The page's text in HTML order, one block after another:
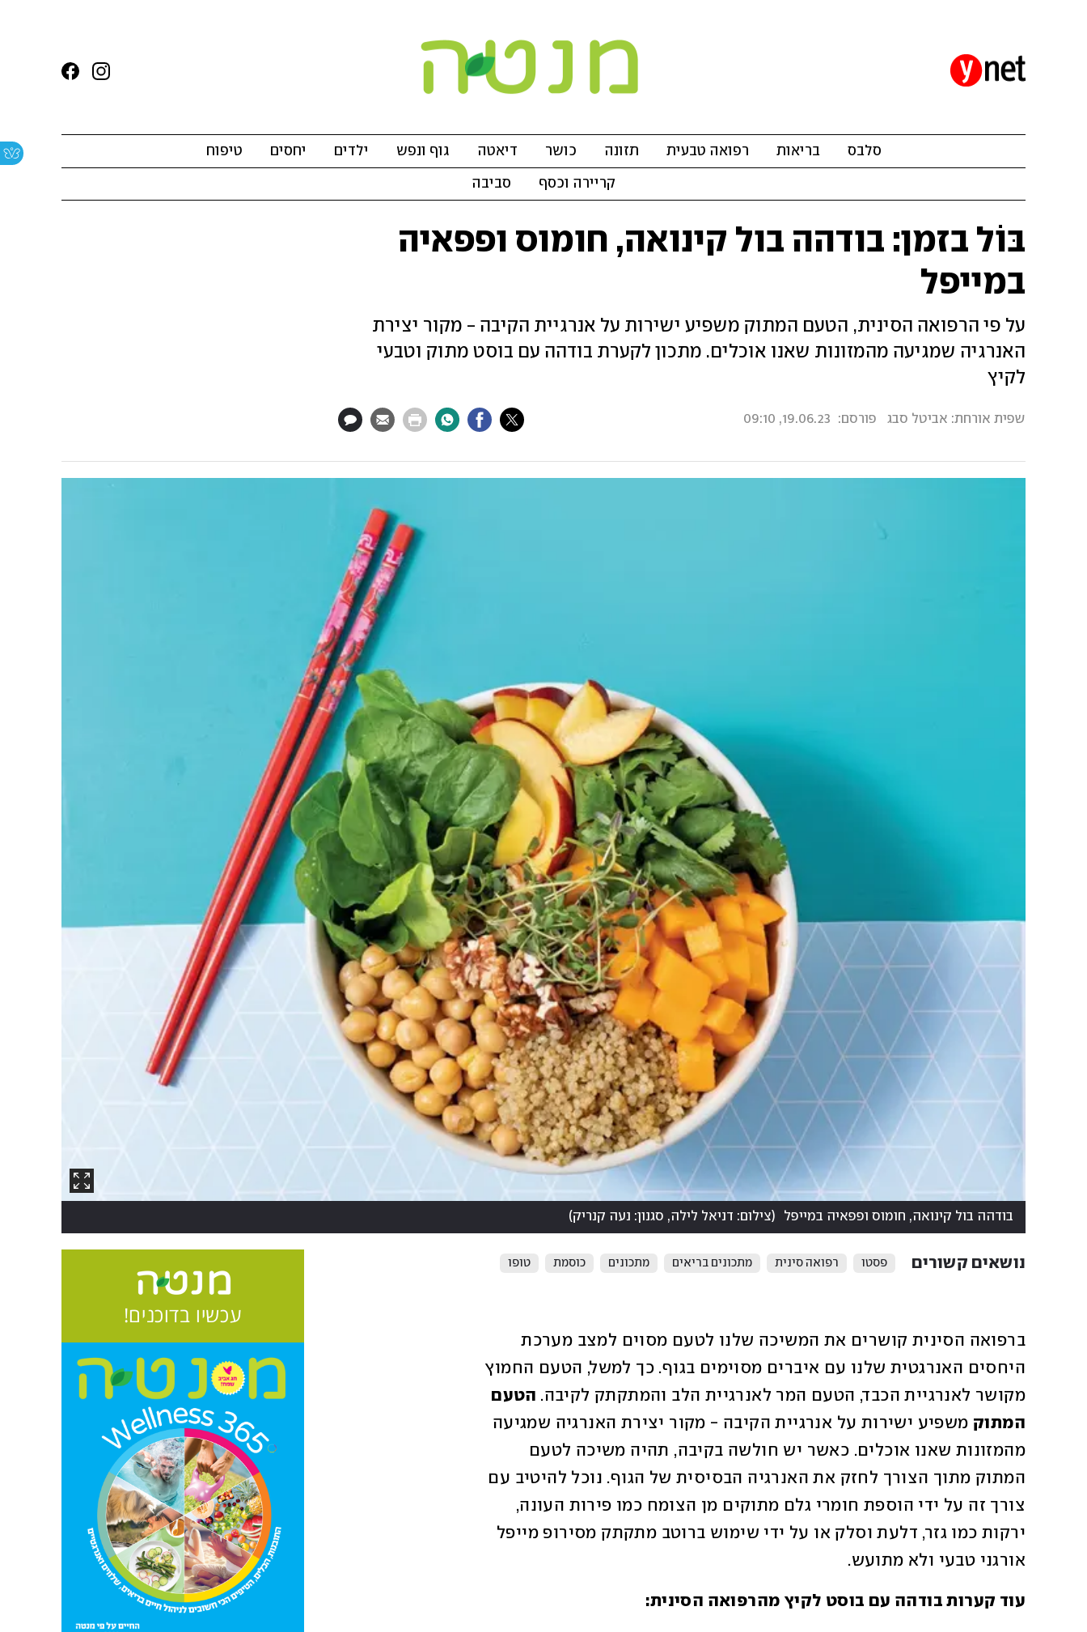
סלבס בריאות רפואה טבעית תזונה כושר דיאטה גוף ונפש ילדים יחסים טיפוח
קריירה וכסף סביבה
בּוֹל בזמן: בודהה בול קינואה, חומוס ופפאיה
במייפל
על פי הרפואה הסינית, הטעם המתוק משפיע ישירות על אנרגיית הקיבה - מקור יצירת
האנרגיה שמגיעה מהמזונות שאנו אוכלים. מתכון לקערת בודהה עם בוסט מתוק וטבעי
לקיץ
שפית אורחת: אביטל סבג פורסם: 19.06.23, 09:10
בודהה בול קינואה, חומוס ופפאיה במייפל (צילום: דניאל לילה, סגנון: נעה קנריק)
נושאים קשורים פסטו רפואה סינית מתכונים בריאים מתכונים כוסמת טופו
ברפואה הסינית קושרים את המשיכה שלנו לטעם מסוים למצב מערכת
מקושר לאנרגיית הכבד, הטעם המר לאנרגיית הלב והמתקתק לקיבה.
המתוק
אורגני טבעי ולא מתועש.
עוד קערות בודהה עם בוסט לקיץ מהרפואה הסינית: